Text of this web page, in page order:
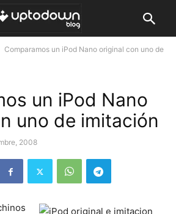
Comparamos un iPod Nano original con uno de
un iPod Nano
uno de imitación
2008